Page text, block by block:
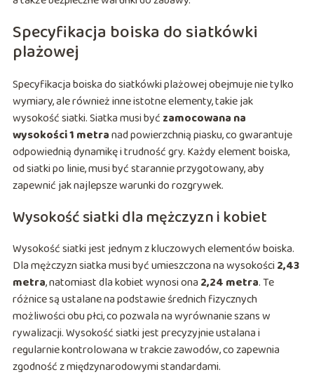
Specyfikacja boiska do siatkówki
plażowej
Specyfikacja boiska do siatkówki plażowej obejmuje nie tylko
wymiary, ale również inne istotne elementy, takie jak
wysokość siatki. Siatka musi być zamocowana na
wysokości 1 metranad powierzchnią piasku, co gwarantuje
odpowiednią dynamikę i trudność gry. Każdy element boiska,
od siatki po linie, musi być starannie przygotowany, aby
zapewnić jak najlepsze warunki do rozgrywek.
Wysokość siatki dla mężczyzn i kobiet
Wysokość siatki jest jednym z kluczowych elementów boiska.
Dla mężczyzn siatka musi być umieszczona na wysokości 2,43
metra, natomiast dla kobiet wynosi ona 2,24 metra. Te
różnice są ustalane na podstawie średnich fizycznych
możliwości obu płci, co pozwala na wyrównanie szans w
rywalizacji. Wysokość siatki jest precyzyjnie ustalana i
regularnie kontrolowana w trakcie zawodów, co zapewnia
zgodność z międzynarodowymi standardami.